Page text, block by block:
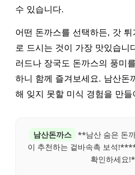
수 있습니다.
어떤 돈까스를 선택하든, 갓
로 드시는 것이 가장 맛있습니
러드나 장국도 돈까스의 풍미
하니 함께 즐겨보세요. 남산돈
해 잊지 못할 미식 경험을 만
남산돈까스
**남산 숨은 돈
이 추천하는 겉바속촉 보석
확인하세요